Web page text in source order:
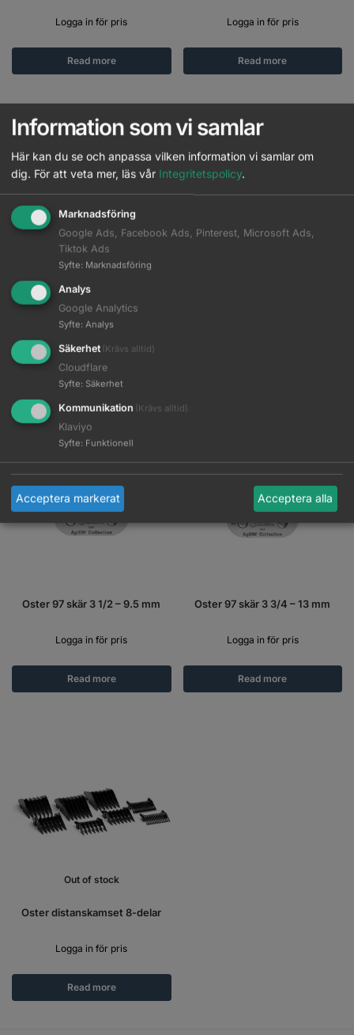
Logga in för pris
Read more
Logga in för pris
Read more
Oster 97 skär 1A – 3.2 mm
Logga in för pris
Read more
Oster 97 skär 3 1/2 – 9.5 mm
Logga in för pris
Read more
Oster 97 skär 3 3/4 – 13 mm
Logga in för pris
Read more
Out of stock
Oster distanskamset 8-delar
Logga in för pris
Read more
Information som vi samlar
Här kan du se och anpassa vilken information vi samlar om
dig. För att veta mer, läs vår Integritetspolicy.
Marknadsföring
Google Ads, Facebook Ads, Pinterest, Microsoft Ads,
Tiktok Ads
Syfte: Marknadsföring
Analys
Google Analytics
Syfte: Analys
Säkerhet (Krävs alltid)
Cloudflare
Syfte: Säkerhet
Kommunikation (Krävs alltid)
Klaviyo
Syfte: Funktionell
Acceptera markerat Acceptera alla